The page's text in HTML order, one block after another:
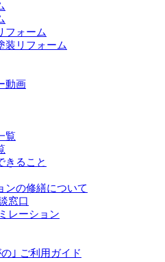
フォーム
装リフォーム
動画
覧
きること
ンの修繕について
窓口
レーション
｣ ご利用ガイド